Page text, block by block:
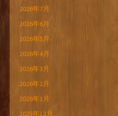
2026年7月
2026年6月
2026年5月
2026年4月
2026年3月
2026年2月
2026年1月
2025年12月